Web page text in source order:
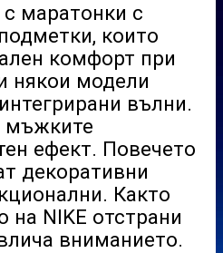
с маратонки с
които
комфорт при
някои модели
вълни.
мъжките
ефект. Повечето
декоративни
Както
на NIKE отстрани
вниманието.